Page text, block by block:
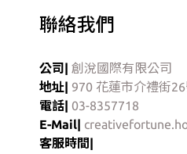
聯絡我們
公司| 創涗國際有限公司
地址| 970 花蓮市介禮街
電話| 03-8357718
E-Mail|
客服時間|